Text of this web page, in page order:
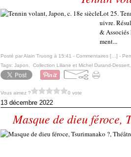
Lot 25.
uivre.
&
ment...
Posté par Alain Truong à 15:41 - Commentaires [ ] -
Tags: Japon Collection Liliane et Michel Durand-Dessert
Vous aimez ? 0 vote
13 décembre 2022
Masque de dieu féroce,